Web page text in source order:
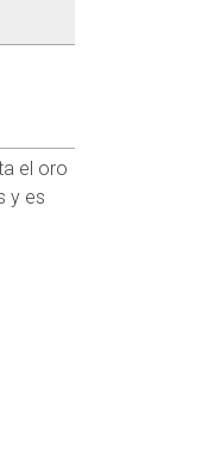
el oro
y es